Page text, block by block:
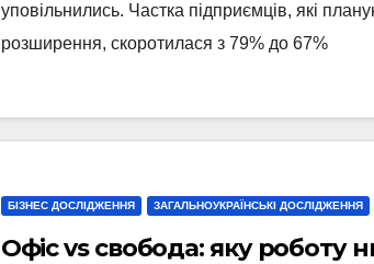
уповільнились. Частка підприємців, які
розширення, скоротилася з 79% до 67%
БІЗНЕС ДОСЛІДЖЕННЯ ЗАГАЛЬНОУКРАЇНСЬКІ ДОСЛІДЖЕННЯ
Офіс vs свобода: яку роботу